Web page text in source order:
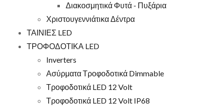
Διακοσμητικά Φυτά - Πυξάρια
Χριστουγεννιάτικα Δέντρα
ΤΑΙΝΙΕΣ LED
ΤΡΟΦΟΔΟΤΙΚΑ LED
Inverters
Ασύρματα Τροφοδοτικά Dimmable
Τροφοδοτικά LED 12 Volt
Τροφοδοτικά LED 12 Volt IP68